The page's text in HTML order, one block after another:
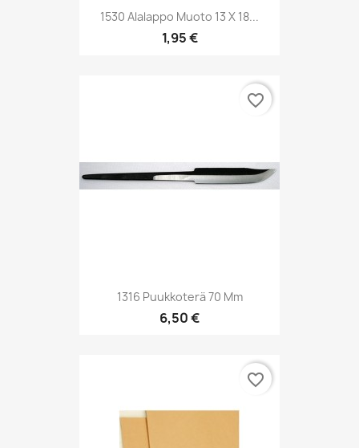
1530 Alalappo Muoto 13 X 18...
1,95 €
1316 Puukkoterä 70 Mm
6,50 €
favorite_border
favorite_border